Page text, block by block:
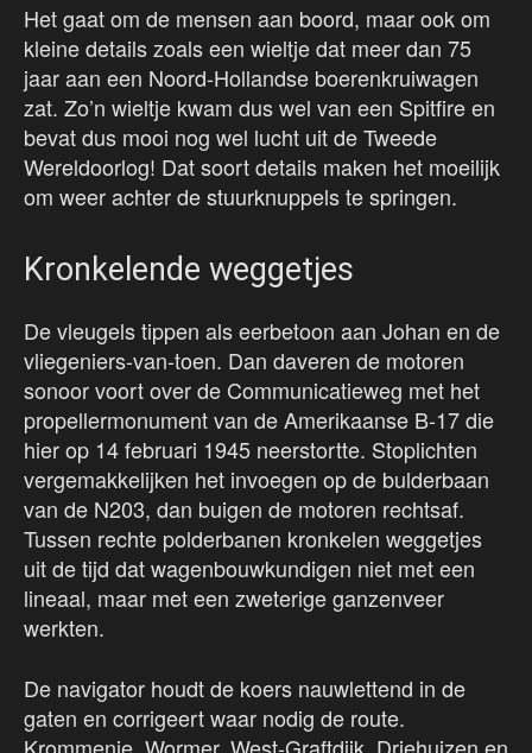
Het gaat om de mensen aan boord, maar ook om
kleine details zoals een wieltje dat meer dan 75
jaar aan een Noord-Hollandse boerenkruiwagen
zat. Zo’n wieltje kwam dus wel van een Spitfire en
bevat dus mooi nog wel lucht uit de Tweede
Wereldoorlog! Dat soort details maken het moeilijk
om weer achter de stuurknuppels te springen.
Kronkelende weggetjes
De vleugels tippen als eerbetoon aan Johan en de
vliegeniers-van-toen. Dan daveren de motoren
sonoor voort over de Communicatieweg met het
propellermonument van de Amerikaanse B-17 die
hier op 14 februari 1945 neerstortte. Stoplichten
vergemakkelijken het invoegen op de bulderbaan
van de N203, dan buigen de motoren rechtsaf.
Tussen rechte polderbanen kronkelen weggetjes
uit de tijd dat wagenbouwkundigen niet met een
lineaal, maar met een zweterige ganzenveer
werkten.
De navigator houdt de koers nauwlettend in de
gaten en corrigeert waar nodig de route.
Krommenie, Wormer, West-Graftdijk, Driehuizen en